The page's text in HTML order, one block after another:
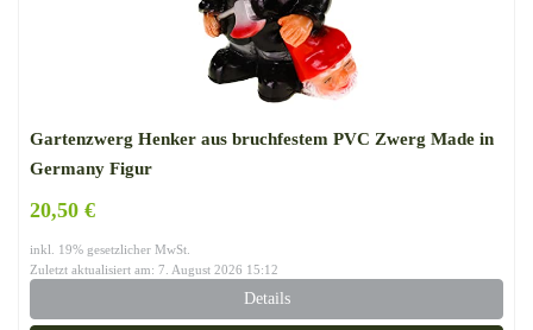
Gartenzwerg Henker aus bruchfestem PVC Zwerg Made in
Germany Figur
20,50 €
inkl. 19% gesetzlicher MwSt.
Zuletzt aktualisiert am: 7. August 2026 15:12
Details